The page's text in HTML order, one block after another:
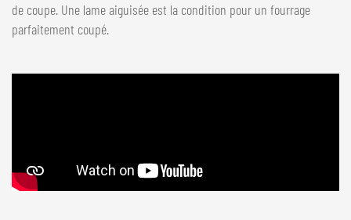
de coupe. Une lame aiguisée est la condition pour un fourrage
parfaitement coupé.